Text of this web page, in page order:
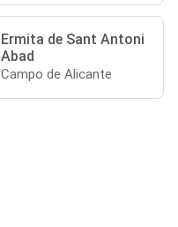
Ermita de Sant Antoni
Abad
Campo de Alicante